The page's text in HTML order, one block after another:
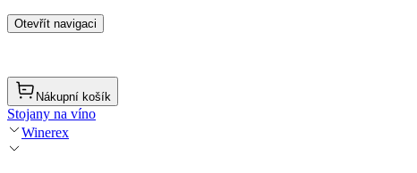
Otevřít navigaci
Nákupní košík
Stojany na víno
Winerex